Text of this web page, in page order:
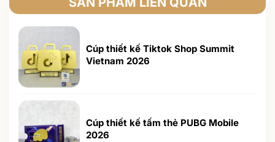
Cúp thiết kế Tiktok Shop Summit
Vietnam 2026
Cúp thiết kế tấm thẻ PUBG Mobile
2026